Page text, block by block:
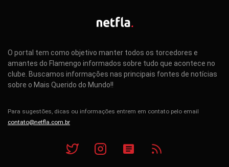
O portal tem como objetivo manter todos os torcedores e
amantes do Flamengo informados sobre tudo que acontece no
clube. Buscamos informações nas principais fontes de notícias
sobre o Mais Querido do Mundo!!
Para sugestões, dicas ou informações entrem em contato pelo email
contato@netfla.com.br